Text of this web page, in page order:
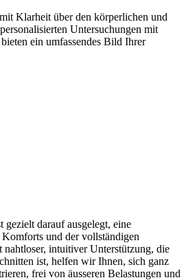
Klarheit über den körperlichen und
Untersuchungen mit
ein umfassendes Bild Ihrer
gezielt darauf ausgelegt, eine
und der vollständigen
intuitiver Unterstützung, die
ist, helfen wir Ihnen, sich ganz
frei von äusseren Belastungen und